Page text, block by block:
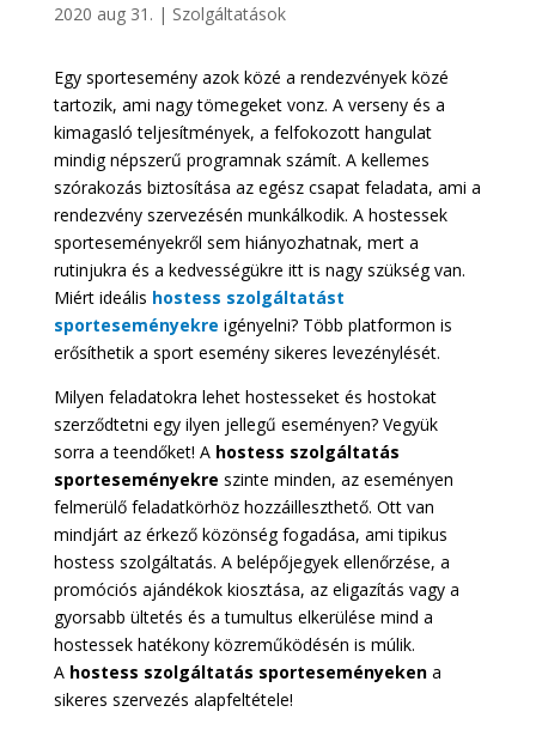
2020 aug 31. | Szolgáltatások
Egy sportesemény azok közé a rendezvények közé
tartozik, ami nagy tömegeket vonz. A verseny és a
kimagasló teljesítmények, a felfokozott hangulat
mindig népszerű programnak számít. A kellemes
szórakozás biztosítása az egész csapat feladata, ami a
rendezvény szervezésén munkálkodik. A hostessek
sporteseményekről sem hiányozhatnak, mert a
rutinjukra és a kedvességükre itt is nagy szükség van.
Miért ideális hostess szolgáltatást
sporteseményekre igényelni? Több platformon is
erősíthetik a sport esemény sikeres levezénylését.
Milyen feladatokra lehet hostesseket és hostokat
szerződtetni egy ilyen jellegű eseményen? Vegyük
sorra a teendőket! A hostess szolgáltatás
sporteseményekre szinte minden, az eseményen
felmerülő feladatkörhöz hozzáilleszthető. Ott van
mindjárt az érkező közönség fogadása, ami tipikus
hostess szolgáltatás. A belépőjegyek ellenőrzése, a
promóciós ajándékok kiosztása, az eligazítás vagy a
gyorsabb ültetés és a tumultus elkerülése mind a
hostessek hatékony közreműködésén is múlik.
A hostess szolgáltatás sporteseményekena
sikeres szervezés alapfeltétele!